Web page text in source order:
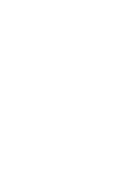
jouer comme les
être heureux